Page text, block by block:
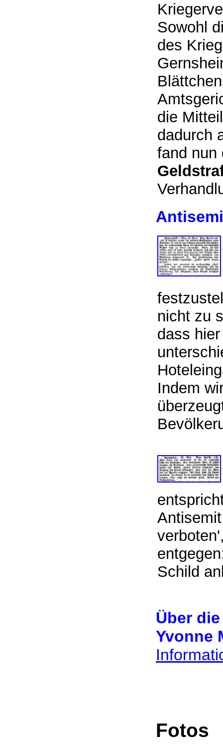
Sowohl
des
die
dadurch
fand nun
nicht zu
dass
Indem
Schild
Über
Yvonne
Fotos